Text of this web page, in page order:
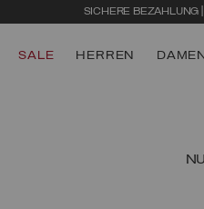
SICHERE BEZAHLUNG
SALE HERREN